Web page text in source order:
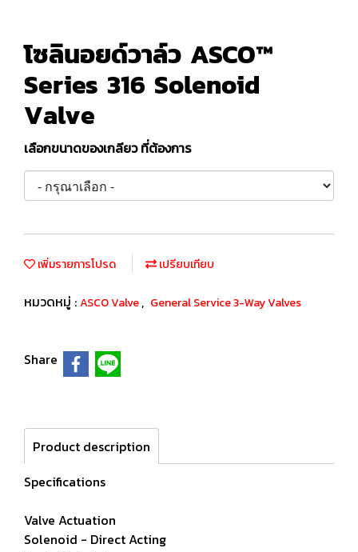
โซลินอยด์วาล์ว ASCO™
Series 316 Solenoid
Valve
เลือกขนาดของเกลียว ที่ต้องการ
เพิ่มรายการโปรด เปรียบเทียบ
หมวดหมู่ :ASCO Valve, General Service 3-Way Valves
Share
Product description
Specifications
Valve Actuation
Solenoid - Direct Acting